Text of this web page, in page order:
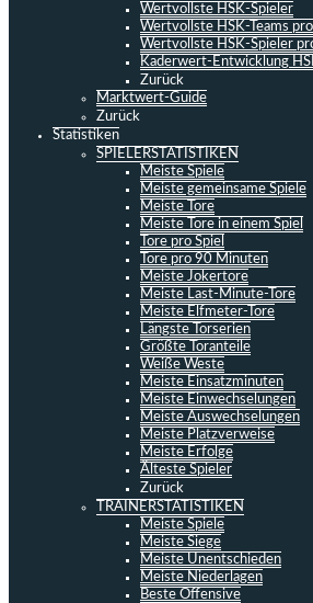
Wertvollste HSK-Spieler
Wertvollste HSK-Teams
Wertvollste HSK-Spieler
Kaderwert-Entwicklung
Zurück
Marktwert-Guide
Zurück
Statistiken
SPIELERSTATISTIKEN
Meiste Spiele
Meiste gemeinsame Spiele
Meiste Tore
Meiste Tore in einem Spiel
Tore pro Spiel
Tore pro 90 Minuten
Meiste Jokertore
Meiste Last-Minute-Tore
Meiste Elfmeter-Tore
Längste Torserien
Größte Toranteile
Weiße Weste
Meiste Einsatzminuten
Meiste Einwechselungen
Meiste Auswechselungen
Meiste Platzverweise
Meiste Erfolge
Älteste Spieler
Zurück
TRAINERSTATISTIKEN
Meiste Spiele
Meiste Siege
Meiste Unentschieden
Meiste Niederlagen
Beste Offensive